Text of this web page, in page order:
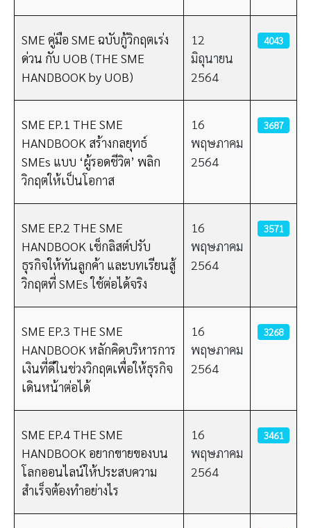
SME คู่มือ SME ฉบับกู้วิกฤตเร่ง
ด่วน กับ UOB (THE SME
HANDBOOK by UOB)
12
มิถุนายน
2564
4043
SME EP.1 THE SME
HANDBOOK สร้างกลยุทธ์
SMEs แบบ ‘ผู้รอดชีวิต’ พลิก
วิกฤตให้เป็นโอกาส
16
พฤษภาคม
2564
3687
SME EP.2 THE SME
HANDBOOK เช็กลิสต์ปรับ
ธุรกิจให้ทันลูกค้า และบทเรียนสู้
วิกฤตที่ SMEs ใช้ต่อได้จริง
16
พฤษภาคม
2564
3571
SME EP.3 THE SME
HANDBOOK หลักคิดบริหารการ
เงินที่ดีในช่วงวิกฤตเพื่อให้ธุรกิจ
เดินหน้าต่อได้
16
พฤษภาคม
2564
3268
SME EP.4 THE SME
HANDBOOK อยากขายของบน
โลกออนไลน์ให้ประสบความ
สำเร็จต้องทำอย่างไร
16
พฤษภาคม
2564
3461